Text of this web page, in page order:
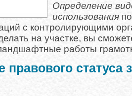
Определение
использования
с контролирующими
на участке, вы
работы
правового статуса